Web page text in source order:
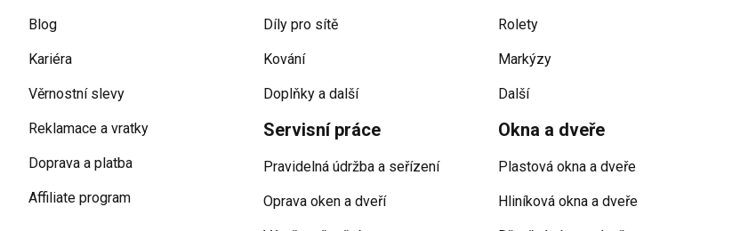
Blog
Kariéra
Věrnostní slevy
Reklamace a vratky
Doprava a platba
Affiliate program
Díly pro sítě
Kování
Doplňky a další
Servisní práce
Pravidelná údržba a seřízení
Oprava oken a dveří
Rolety
Markýzy
Další
Okna a dveře
Plastová okna a dveře
Hliníková okna a dveře